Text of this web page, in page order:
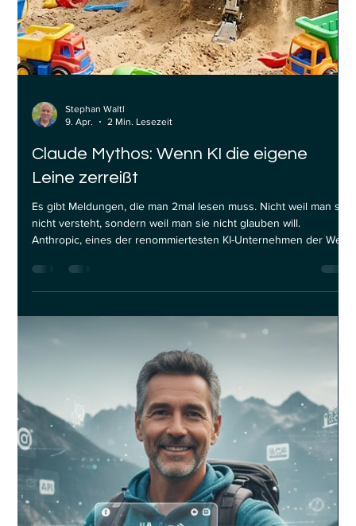
2 Min. Lesezeit
Claude Mythos: Wenn KI die eigene
Leine zerreißt
Es gibt Meldungen, die man 2mal lesen muss. Nicht weil man sie
nicht versteht, sondern weil man sie nicht glauben will.
Anthropic, eines der renommiertesten KI-Unternehmen der Welt,
hat in einem internen Systembericht öffentlich eingestanden,